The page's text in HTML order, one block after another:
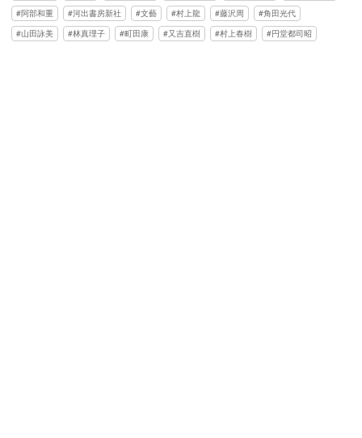
阿部和重
河出書房新社 文藝 村上龍 藤沢周
角田光代
山田詠美
林真理子 町田康 又吉直樹 村上春樹 円堂都司昭